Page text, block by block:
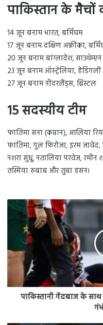
पाकिस्तान के
14 जून बनाम भारत, बर्मिंघम
17 जून बनाम दक्षिण अफ्रीका,
20 जून बनाम बांग्लादेश, साउथेम्प्टन
23 जून बनाम ऑस्ट्रेलिया, हेडिंगली
27 जून बनाम नीदरलैंड्स, ब्रिस्टल
15 सदस्यीय टीम
फातिमा सना (कप्तान), आलिया
फातिमा, गुल फिरोजा, इरम जावेद,
नशरा सुंधू, नतालिया परवेज, रमीन
तस्मिया रुबाब और तुबा हसन।
पाकिस्तानी गेंदबाज के